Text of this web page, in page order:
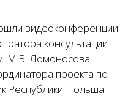
видеоконференции
консультации
М.В. Ломоносова
проекта по
Республики Польша